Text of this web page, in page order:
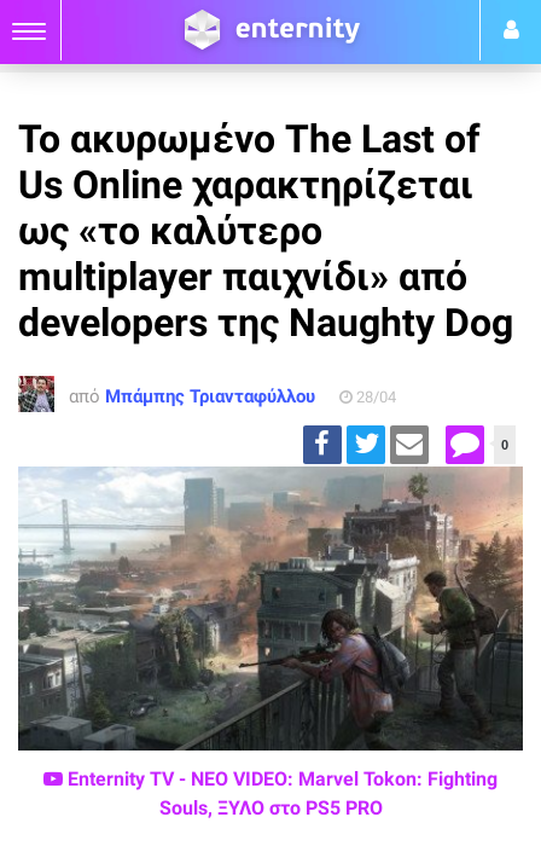
Το ακυρωμένο The Last of
Us Online χαρακτηρίζεται
ως «το καλύτερο
multiplayer παιχνίδι» από
developers της Naughty Dog
από Μπάμπης Τριανταφύλλου 28/04
0
Enternity TV - ΝΕΟ VIDEO: Marvel Tokon: Fighting
Souls, ΞΥΛΟ στο PS5 PRO